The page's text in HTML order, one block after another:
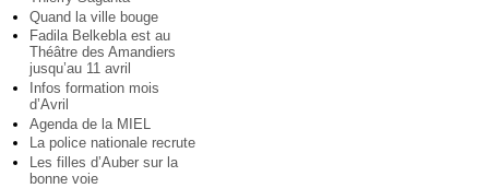
Quand la ville bouge
Fadila Belkebla est au
Théâtre des Amandiers
jusqu’au 11 avril
Infos formation mois
d’Avril
Agenda de la MIEL
La police nationale recrute
Les filles d’Auber sur la
bonne voie